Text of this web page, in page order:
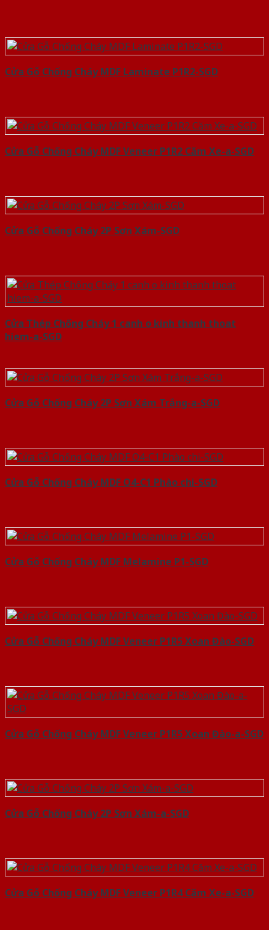
Cửa Gỗ Chống Cháy MDF Laminate P1R2-SGD
Cửa Gỗ Chống Cháy MDF Veneer P1R2 Căm Xe-a-SGD
Cửa Gỗ Chống Cháy 2P Sơn Xám-SGD
Cửa Thép Chống Cháy 1 canh o kinh thanh thoat
hiem-a-SGD
Cửa Gỗ Chống Cháy 2P Sơn Xám Trắng-a-SGD
Cửa Gỗ Chống Cháy MDF O4-C1 Phào chi-SGD
Cửa Gỗ Chống Cháy MDF Melamine P1-SGD
Cửa Gỗ Chống Cháy MDF Veneer P1R5 Xoan Đào-SGD
Cửa Gỗ Chống Cháy MDF Veneer P1R5 Xoan Đào-a-SGD
Cửa Gỗ Chống Cháy 2P Sơn Xám-a-SGD
Cửa Gỗ Chống Cháy MDF Veneer P1R4 Căm Xe-a-SGD